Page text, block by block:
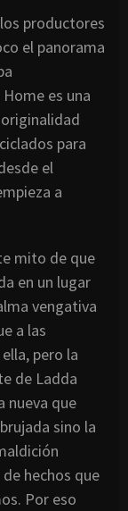
productores
el panorama
es una
para
el
a
mito de que
en un lugar
vengativa
a las
pero la
de Ladda
nueva que
sino la
hechos que
Por eso